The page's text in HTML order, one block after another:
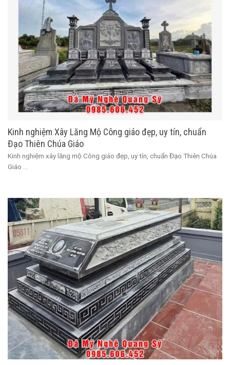
Kinh nghiệm Xây Lăng Mộ Công giáo đẹp, uy tín, chuẩn
Đạo Thiên Chúa Giáo
Kinh nghiệm xây lăng mộ Công giáo đẹp, uy tín, chuẩn Đạo Thiên Chúa
Giáo ...